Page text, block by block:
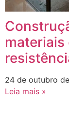
materiais
24 de outubro
Leia mais »